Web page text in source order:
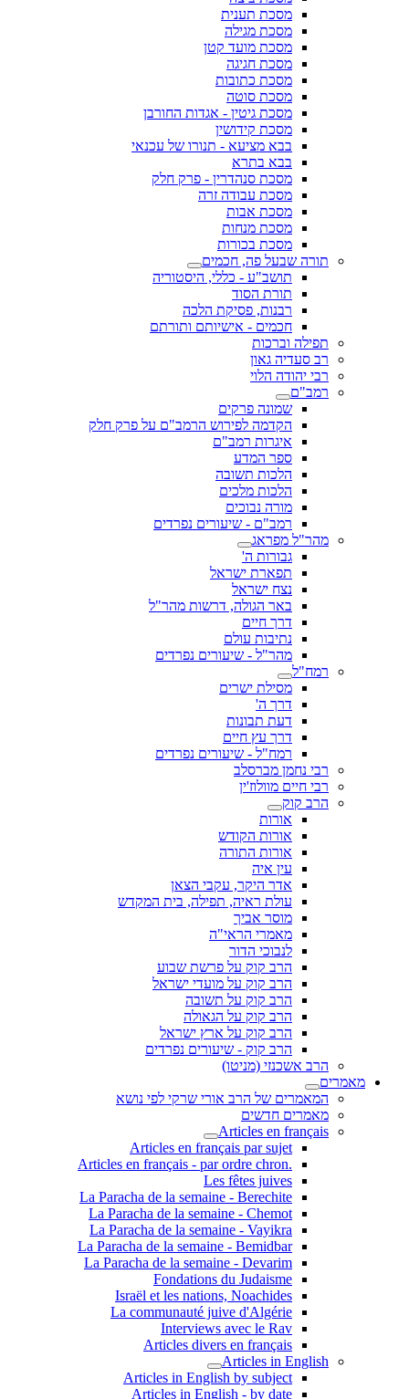
מסכת תענית
מסכת מגילה
מסכת מועד קטן
מסכת חגיגה
מסכת כתובות
מסכת סוטה
מסכת גיטין - אגדות החורבן
מסכת קידושין
בבא מציעא - תנורו של עכנאי
בבא בתרא
מסכת סנהדרין - פרק חלק
מסכת עבודה זרה
מסכת אבות
מסכת מנחות
מסכת בכורות
תורה שבעל פה, חכמים
תושב"ע - כללי, היסטוריה
תורת הסוד
רבנות, פסיקת הלכה
חכמים - אישיותם ותורתם
תפילה וברכות
רב סעדיה גאון
רבי יהודה הלוי
רמב"ם
שמונה פרקים
הקדמה לפירוש הרמב"ם על פרק חלק
איגרות רמב"ם
ספר המדע
הלכות תשובה
הלכות מלכים
מורה נבוכים
רמב"ם - שיעורים נפרדים
מהר"ל מפראג
גבורות ה'
תפארת ישראל
נצח ישראל
באר הגולה, דרשות מהר"ל
דרך חיים
נתיבות עולם
מהר"ל - שיעורים נפרדים
רמח"ל
מסילת ישרים
דרך ה'
דעת תבונות
דרך עץ חיים
רמח"ל - שיעורים נפרדים
רבי נחמן מברסלב
רבי חיים מוולוז'ין
הרב קוק
אורות
אורות הקודש
אורות התורה
עין איה
אדר היקר, עקבי הצאן
עולת ראיה, תפילה, בית המקדש
מוסר אביך
מאמרי הראי"ה
לנבוכי הדור
הרב קוק על פרשת שבוע
הרב קוק על מועדי ישראל
הרב קוק על תשובה
הרב קוק על הגאולה
הרב קוק על ארץ ישראל
הרב קוק - שיעורים נפרדים
הרב אשכנזי (מניטו)
מאמרים
המאמרים של הרב אורי שרקי לפי נושא
מאמרים חדשים
Articles en français
Articles en français par sujet
.Articles en français - par ordre chron
Les fêtes juives
La Paracha de la semaine - Berechite
La Paracha de la semaine - Chemot
La Paracha de la semaine - Vayikra
La Paracha de la semaine - Bemidbar
La Paracha de la semaine - Devarim
Fondations du Judaisme
Israël et les nations, Noachides
La communauté juive d'Algérie
Interviews avec le Rav
Articles divers en français
Articles in English
Articles in English by subject
Articles in English - by date